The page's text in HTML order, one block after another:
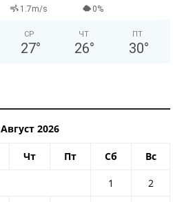
1.7m/s 0%
СР
27°
ЧТ
26°
ПТ
30°
Август 2026
Чт Пт Сб Вс
1
2